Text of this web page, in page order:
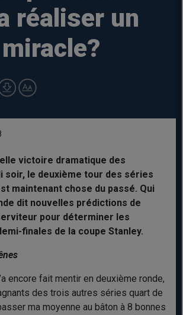
réaliser un
victoire dramatique des
soir, le deuxième tour des séries
maintenant chose du passé. Qui
dit nouvelles prédictions de
pour déterminer les
finales de la coupe Stanley.
encore fait mentir en deuxième ronde,
des trois autres séries quart de
ma moyenne au bâton à 8 bonnes